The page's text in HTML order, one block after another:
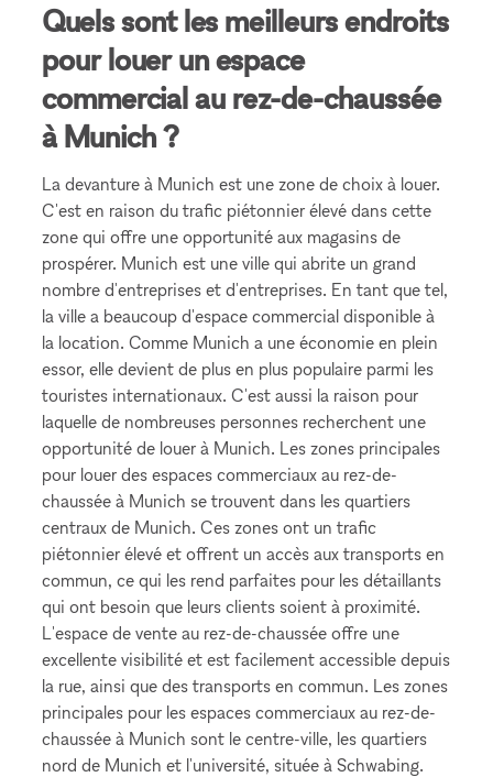
Quels sont les meilleurs endroits
pour louer un espace
commercial au rez-de-chaussée
à Munich ?
La devanture à Munich est une zone de choix à louer.
C'est en raison du trafic piétonnier élevé dans cette
zone qui offre une opportunité aux magasins de
prospérer. Munich est une ville qui abrite un grand
nombre d'entreprises et d'entreprises. En tant que tel,
la ville a beaucoup d'espace commercial disponible à
la location. Comme Munich a une économie en plein
essor, elle devient de plus en plus populaire parmi les
touristes internationaux. C'est aussi la raison pour
laquelle de nombreuses personnes recherchent une
opportunité de louer à Munich. Les zones principales
pour louer des espaces commerciaux au rez-de-
chaussée à Munich se trouvent dans les quartiers
centraux de Munich. Ces zones ont un trafic
piétonnier élevé et offrent un accès aux transports en
commun, ce qui les rend parfaites pour les détaillants
qui ont besoin que leurs clients soient à proximité.
L'espace de vente au rez-de-chaussée offre une
excellente visibilité et est facilement accessible depuis
la rue, ainsi que des transports en commun. Les zones
principales pour les espaces commerciaux au rez-de-
chaussée à Munich sont le centre-ville, les quartiers
nord de Munich et l'université, située à Schwabing.